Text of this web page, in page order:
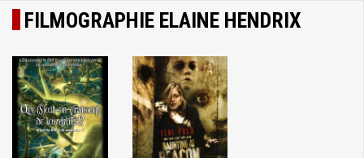
FILMOGRAPHIE ELAINE HENDRIX